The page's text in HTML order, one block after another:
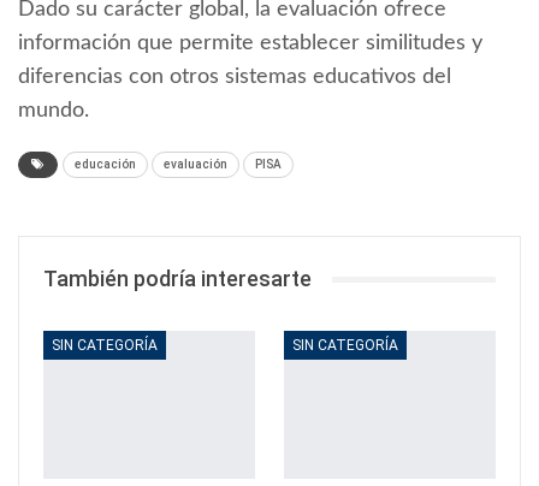
Dado su carácter global, la evaluación ofrece
información que permite establecer similitudes y
diferencias con otros sistemas educativos del
mundo.
educación evaluación PISA
También podría interesarte
SIN CATEGORÍA SIN CATEGORÍA